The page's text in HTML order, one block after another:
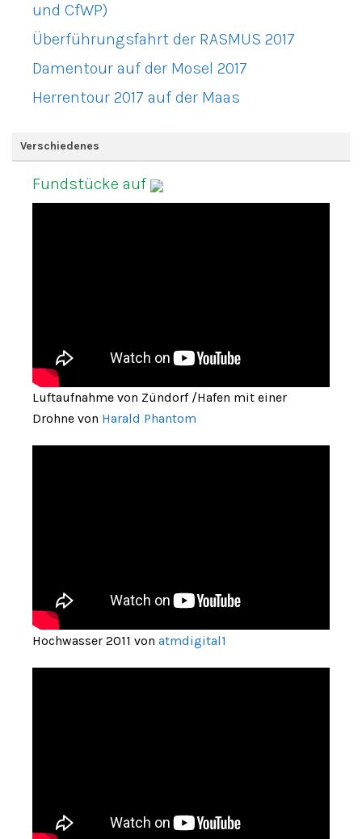
und CfWP)
Überführungsfahrt der RASMUS 2017
Damentour auf der Mosel 2017
Herrentour 2017 auf der Maas
Verschiedenes
Fundstücke auf
Luftaufnahme von Zündorf /Hafen mit einer
Drohne von Harald Phantom
Hochwasser 2011 von atmdigital1